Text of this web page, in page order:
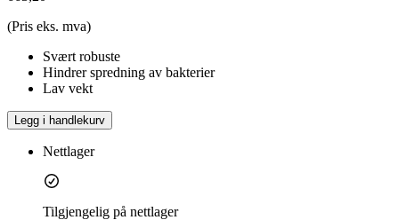
(Pris eks. mva)
Svært robuste
Hindrer spredning av bakterier
Lav vekt
Legg i handlekurv
Nettlager
Tilgjengelig på nettlager